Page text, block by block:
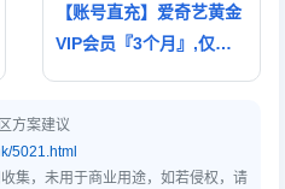
【账号直充】爱奇艺黄金
VIP会员『3个月』,仅需4
方案建议
5021.html
集，未用于商业用途，如若侵权，请